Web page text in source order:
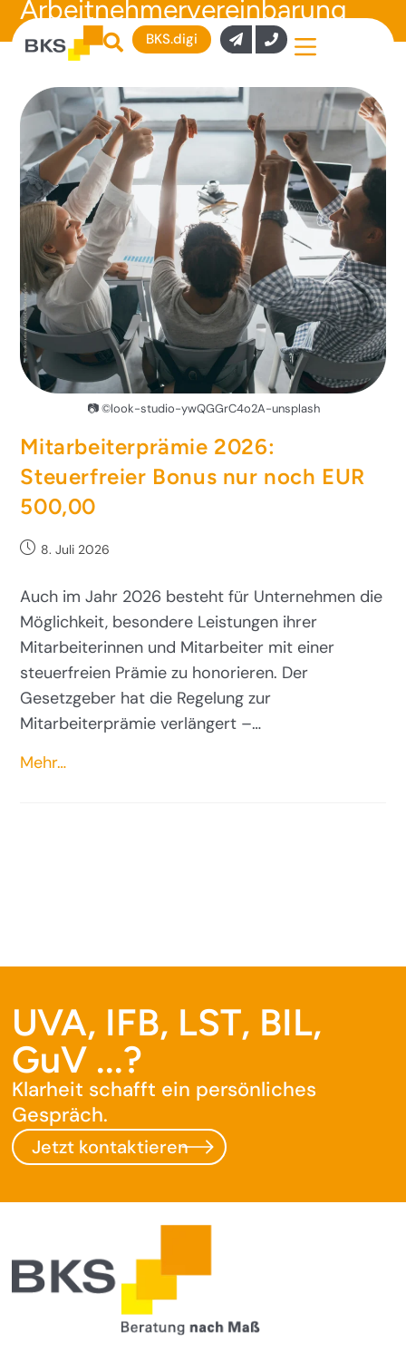
BKS.digi
Arbeitnehmervereinbarung
📷 ©look-studio-ywQGGrC4o2A-unsplash
Mitarbeiterprämie 2026:
Steuerfreier Bonus nur noch EUR
500,00
8. Juli 2026
Auch im Jahr 2026 besteht für Unternehmen die
Möglichkeit, besondere Leistungen ihrer
Mitarbeiterinnen und Mitarbeiter mit einer
steuerfreien Prämie zu honorieren. Der
Gesetzgeber hat die Regelung zur
Mitarbeiterprämie verlängert –…
Mehr…
UVA, IFB, LST, BIL,
GuV ...?
Klarheit schafft ein persönliches
Gespräch.
Jetzt kontaktieren